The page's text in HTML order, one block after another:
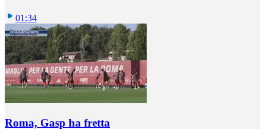
01:34
Roma, Gasp ha fretta